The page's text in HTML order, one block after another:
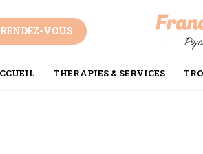
VOUS
THÉRAPIES & SERVICES